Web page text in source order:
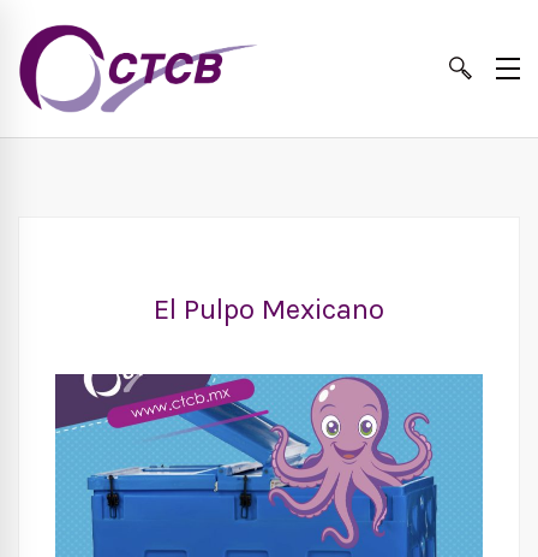
El Pulpo Mexicano